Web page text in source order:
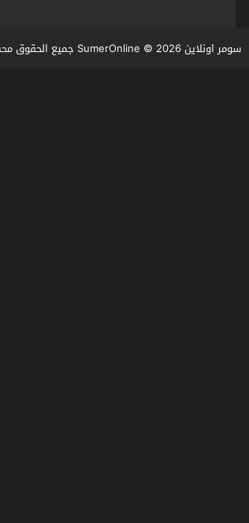
سومر اونلاين SumerOnline© 2026 جميع الحقوق محفوظة. تصميم